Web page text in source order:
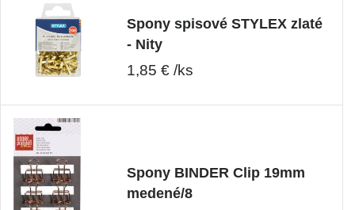
Spony spisové STYLEX zlaté
- Nity
1,85 € /ks
Spony BINDER Clip 19mm
medené/8